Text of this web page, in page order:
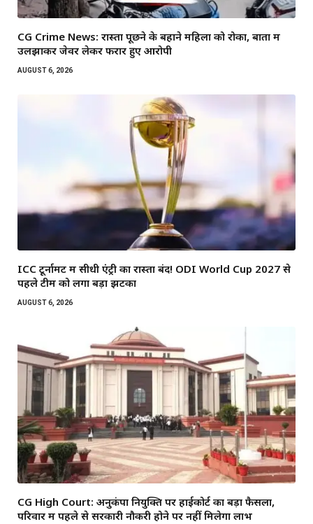
CG Crime News: रास्ता पूछने के बहाने महिला को रोका, बातों में
उलझाकर जेवर लेकर फरार हुए आरोपी
AUGUST 6, 2026
ICC टूर्नामेंट में सीधी एंट्री का रास्ता बंद! ODI World Cup 2027 से
पहले टीम को लगा बड़ा झटका
AUGUST 6, 2026
CG High Court: अनुकंपा नियुक्ति पर हाईकोर्ट का बड़ा फैसला,
परिवार में पहले से सरकारी नौकरी होने पर नहीं मिलेगा लाभ